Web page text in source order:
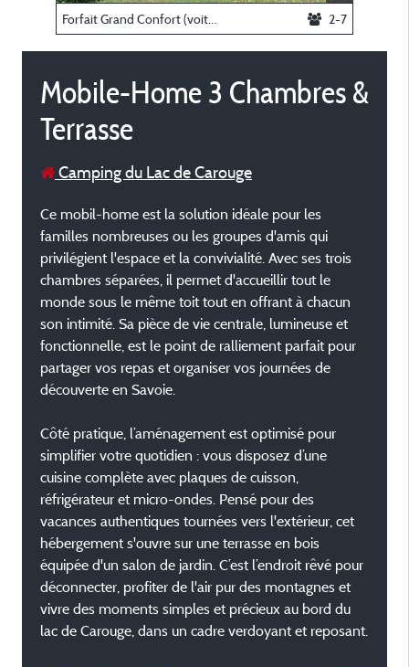
2-7
Mobile-Home 3 Chambres &
Terrasse
Camping du Lac de Carouge
Ce mobil-home est la solution idéale pour les
familles nombreuses ou les groupes d'amis qui
privilégient l'espace et la convivialité. Avec ses trois
chambres séparées, il permet d'accueillir tout le
monde sous le même toit tout en offrant à chacun
son intimité. Sa pièce de vie centrale, lumineuse et
fonctionnelle, est le point de ralliement parfait pour
partager vos repas et organiser vos journées de
découverte en Savoie.
Côté pratique, l’aménagement est optimisé pour
simplifier votre quotidien : vous disposez d’une
cuisine complète avec plaques de cuisson,
réfrigérateur et micro-ondes. Pensé pour des
vacances authentiques tournées vers l'extérieur, cet
hébergement s'ouvre sur une terrasse en bois
équipée d'un salon de jardin. C’est l’endroit rêvé pour
déconnecter, profiter de l'air pur des montagnes et
vivre des moments simples et précieux au bord du
lac de Carouge, dans un cadre verdoyant et reposant.